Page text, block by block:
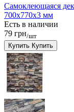
Самоклеющаяся
700x770x3 мм
Есть в наличии
79 грн/шт
Купить Купить